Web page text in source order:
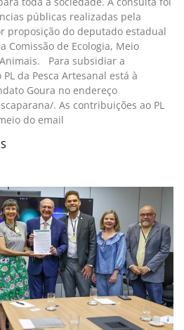
públicas realizadas pela
proposição do deputado estadual
Comissão de Ecologia, Meio
Para subsidiar a
da Pesca Artesanal está à
Goura no endereço
. As contribuições ao PL
do email